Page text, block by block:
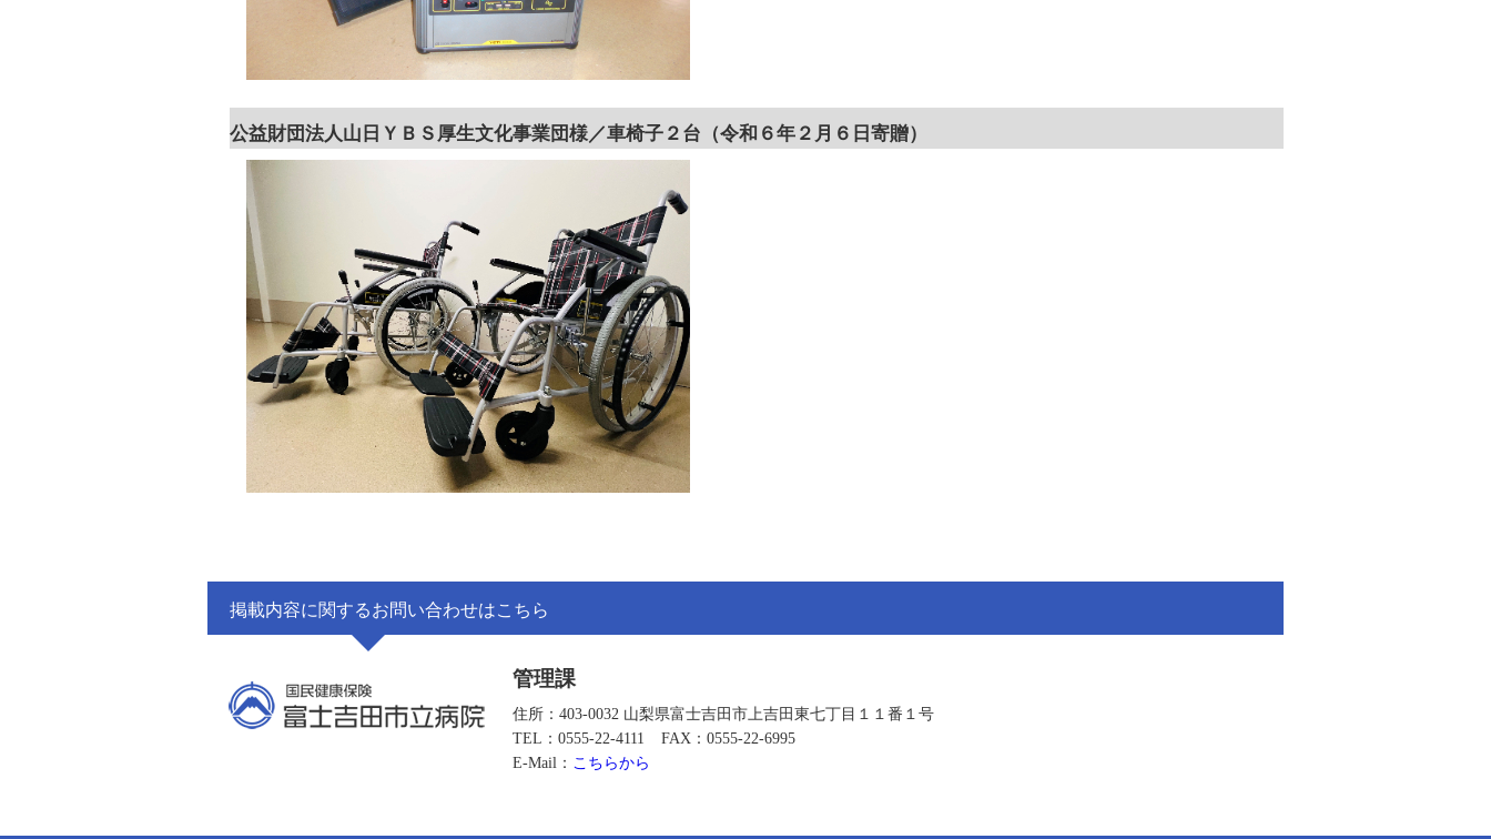
公益財団法人山日ＹＢＳ厚生文化事業団様／車椅子２台（令和６年２月６日寄贈）
掲載内容に関するお問い合わせはこちら
管理課
住所：403-0032 山梨県富士吉田市上吉田東七丁目１１番１号
TEL：0555-22-4111
FAX：0555-22-6995
E-Mail： こちらから